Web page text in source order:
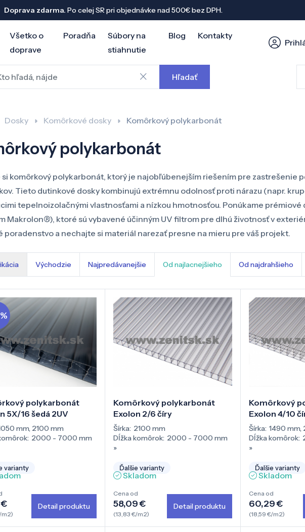
Doprava zdarma. Po celej SR pri objednávke nad 500€ bez DPH.
Všetko o
doprave
Poradňa
Súbory na
stiahnutie
Blog Kontakty
Hľadať
Dosky Komôrkové dosky Komôrkový polykarbonát
polykarbonát
komôrkový polykarbonát, ktorý je najobľúbenejším riešením pre zastrešenie
Tieto dutinkové dosky kombinujú extrémnu odolnosť proti nárazu (napr.
tepelnoizolačnými vlastnosťami a nízkou hmotnosťou. Ponúkame prémiové
Makrolon®), ktoré sú vybavené účinným UV filtrom pre dlhú životnosť v
poradenstvo a nechajte si materiál narezať presne na mieru pre váš projekt.
Východzie Najpredávanejšie Od najlacnejšieho Od najdrahšieho
polykarbonát
5X/16 šedá 2UV
mm, 2100 mm
2000 - 7000 mm
varianty
€
m2)
Detail produktu
Komôrkový polykarbonát
Exolon 2/6 číry
Šírka: 2100 mm
Dĺžka komôrok: 2000 - 7000 mm
»
Ďalšie varianty
Skladom
Cena od
58,09 €
(13,83 €/m2)
Detail produktu
Komôrkový
Exolon 4/10
Šírka: 1490 mm,
Dĺžka komôrok:
»
Ďalšie varianty
Skladom
Cena od
60,29 €
(18,59 €/m2)